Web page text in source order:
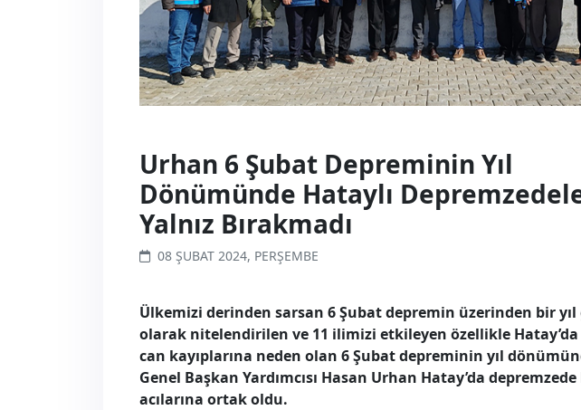
Urhan 6 Şubat Depreminin Yıl
Dönümünde Hataylı
Yalnız Bırakmadı
08 ŞUBAT 2024, PERŞEMBE
Ülkemizi derinden sarsan 6 Şubat depremin üzerinden bir
olarak nitelendirilen ve 11 ilimizi etkileyen özellikle Hatay’da
can kayıplarına neden olan 6 Şubat depreminin yıl
Genel Başkan Yardımcısı Hasan Urhan Hatay’da
acılarına ortak oldu.